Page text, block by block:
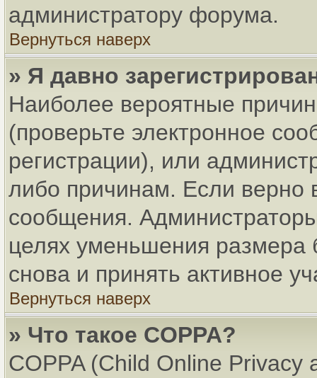
администратору форума.
Вернуться наверх
» Я давно
Наиболее вероятные
(проверьте электронное
регистрации), или
либо причинам. Если верно
сообщения.
целях уменьшения размера
снова и принять активное
Вернуться наверх
» Что такое COPPA?
COPPA (Child Online